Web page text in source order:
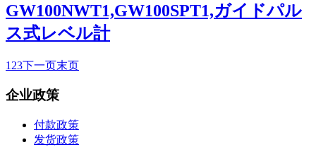
GW100NWT1,GW100SPT1,ガイドパル
ス式レベル計
1 23下一页末页
企业政策
付款政策
发货政策